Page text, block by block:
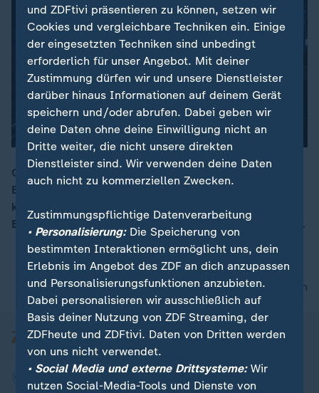
Cola und Limo enthalten teilweise krass viel Zucker.
Experten halten das für ungesund. Eine Zuckersteuer
könnte helfen, aber unsere
Bundesgesundheitsministerin Nina Warken eiert herum.
nach oben
und ZDFtivi präsentieren zu können, setzen wir
Cookies und vergleichbare Techniken ein. Einige
der eingesetzten Techniken sind unbedingt
erforderlich für unser Angebot. Mit deiner
Zustimmung dürfen wir und unsere Dienstleister
darüber hinaus Informationen auf deinem Gerät
speichern und/oder abrufen. Dabei geben wir
deine Daten ohne deine Einwilligung nicht an
Dritte weiter, die nicht unsere direkten
Dienstleister sind. Wir verwenden deine Daten
auch nicht zu kommerziellen Zwecken.
Zustimmungspflichtige Datenverarbeitung
• Personalisierung:Die Speicherung von
bestimmten Interaktionen ermöglicht uns, dein
Erlebnis im Angebot des ZDF an dich anzupassen
und Personalisierungsfunktionen anzubieten.
Dabei personalisieren wir ausschließlich auf
Basis deiner Nutzung von ZDF Streaming, der
ZDFheute und ZDFtivi. Daten von Dritten werden
von uns nicht verwendet.
• Social Media und externe Drittsysteme:Wir
nutzen Social-Media-Tools und Dienste von